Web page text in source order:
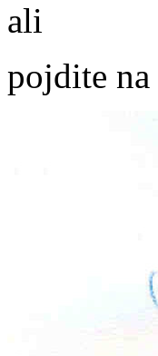
ali
pojdite na